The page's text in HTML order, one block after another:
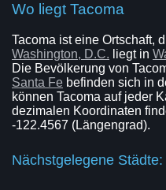
Wo liegt Tacoma
Tacoma ist eine Ortschaft,
Washington, D.C. liegt in
Die Bevölkerung von
Santa Fe befinden sich in
können Tacoma auf jeder
dezimalen Koordinaten
-122.4567 (Längengrad).
Nächstgelegene Städte: